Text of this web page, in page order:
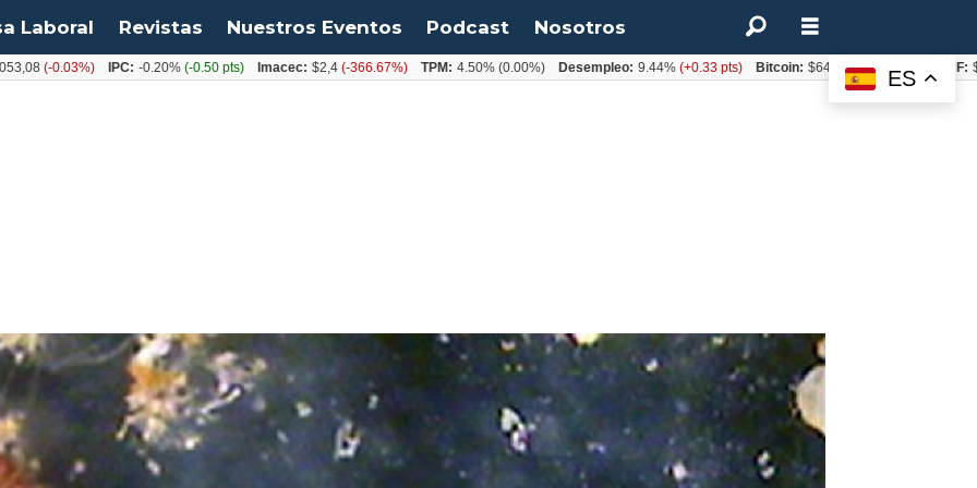
Laboral Revistas Nuestros Eventos Podcast Nosotros
ES
IPC: -0.20%(-0.50 pts) Imacec: $2,4(-366.67%) TPM: 4.50%(0.00%) Desempleo: 9.44%(+0.33 pts) Bitcoin: $64.600,08(+2.93%)